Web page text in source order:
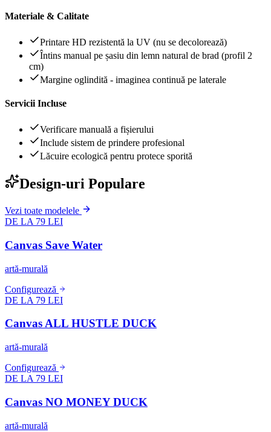
Materiale & Calitate
Printare HD rezistentă la UV (nu se decolorează)
Întins manual pe șasiu din lemn natural de brad (profil 2
cm)
Margine oglindită - imaginea continuă pe laterale
Servicii Incluse
Verificare manuală a fișierului
Include sistem de prindere profesional
Lăcuire ecologică pentru protece sporită
Design-uri Populare
Vezi toate modelele
DE LA 79 LEI
Canvas Save Water
artă-murală
Configurează
DE LA 79 LEI
Canvas ALL HUSTLE DUCK
artă-murală
Configurează
DE LA 79 LEI
Canvas NO MONEY DUCK
artă-murală